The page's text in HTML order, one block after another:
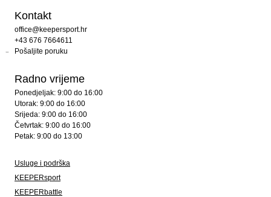
Kontakt
office@keepersport.hr
+43 676 7664611
Pošaljite poruku
Radno vrijeme
Ponedjeljak: 9:00 do 16:00
Utorak: 9:00 do 16:00
Srijeda: 9:00 do 16:00
Četvrtak: 9:00 do 16:00
Petak: 9:00 do 13:00
Usluge i podrška
KEEPERsport
KEEPERbattle